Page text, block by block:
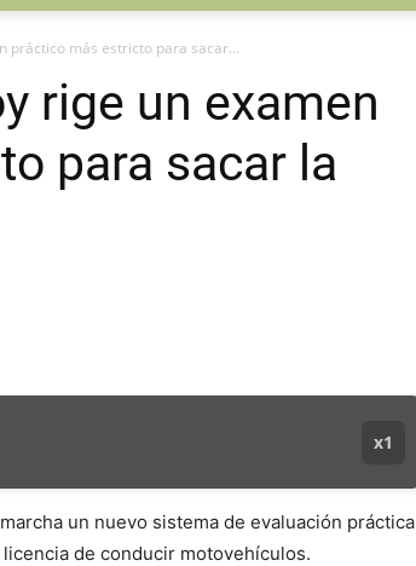
práctico más estricto para sacar...
rige un examen
para sacar la
x1
un nuevo sistema de evaluación práctica
de conducir motovehículos.